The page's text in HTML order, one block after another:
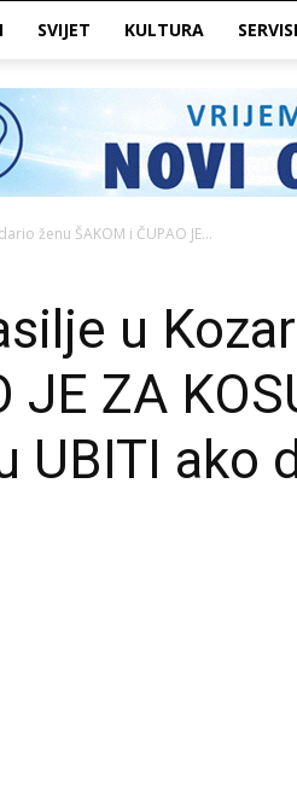
SVIJET KULTURA
ženu ŠAKOM i ČUPAO JE...
u
JE ZA
UBITI ako